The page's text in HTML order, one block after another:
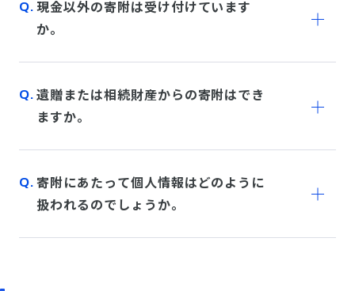
現金以外の寄附は受け付けています
か。
遺贈または相続財産からの寄附はでき
ますか。
寄附にあたって個人情報はどのように
扱われるのでしょうか。